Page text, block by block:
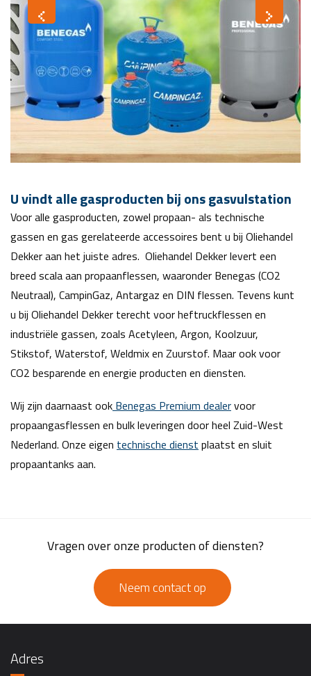
U vindt alle gasproducten bij ons gasvulstation
Voor alle gasproducten, zowel propaan- als technische
gassen en gas gerelateerde accessoires bent u bij Oliehandel
Dekker aan het juiste adres. Oliehandel Dekker levert een
breed scala aan propaanflessen, waaronder Benegas (CO2
Neutraal), CampinGaz, Antargaz en DIN flessen. Tevens kunt
u bij Oliehandel Dekker terecht voor heftruckflessen en
industriële gassen, zoals Acetyleen, Argon, Koolzuur,
Stikstof, Waterstof, Weldmix en Zuurstof. Maar ook voor
CO2 besparende en energie producten en diensten.
Wij zijn daarnaast ook Benegas Premium dealervoor
propaangasflessen en bulk leveringen door heel Zuid-West
Nederland. Onze eigen technische dienst plaatst en sluit
propaantanks aan.
Vragen over onze producten of diensten?
Neem contact op
Adres